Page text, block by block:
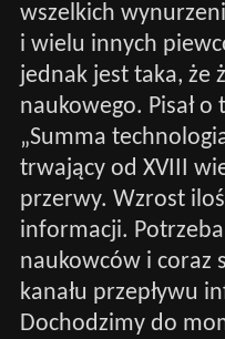
wszelkich
i wielu innych
jednak jest taka, że
naukowego. Pisał o
„Summa
trwający od XVIII
przerwy. Wzrost
informacji.
naukowców i coraz
kanału przepływu
Dochodzimy do